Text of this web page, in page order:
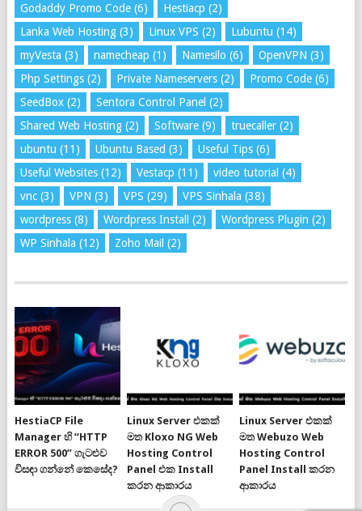
Godaddy Promo Code(6) Hestiacp (2)
Lanka Web Hosting(3) Linux VPS (2) Lubuntu (14)
myVesta (3) namecheap (1) Namesilo (6) OpenVPN (3)
Php Settings(2) Private Nameservers(2) Promo Code(6)
SeedBox(2) Sentora Control Panel (2)
Shared Web Hosting(2) Software(9) truecaller(2)
ubuntu (11) Ubuntu Based (3) Useful Tips(6)
Useful Websites(12) Vestacp (11) video tutorial (4)
vnc(3) VPN (3) VPS (29) VPS Sinhala (38)
wordpress(8) Wordpress Install (2) Wordpress Plugin (2)
WP Sinhala (12) Zoho Mail (2)
HestiaCP File
Manager හි “HTTP
ERROR 500” ගැටළුව
විසඳා ගන්නේ කෙසේද?
Linux Server එකක්
මත Kloxo NG Web
Hosting Control
Panel එක Install
කරන ආකාරය
Linux Server එකක්
මත Webuzo Web
Hosting Control
Panel Install කරන
ආකාරය